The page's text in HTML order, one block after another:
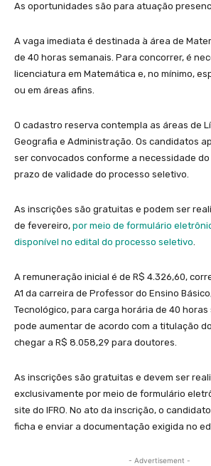
As oportunidades são para atuação
A vaga imediata é destinada à área de
de 40 horas semanais. Para concorrer, é
licenciatura em Matemática e, no mínimo,
ou em áreas afins.
O cadastro reserva contempla as áreas de
Geografia e Administração. Os candidatos
ser convocados conforme a necessidade
prazo de validade do processo seletivo.
As inscrições são gratuitas e podem ser
de fevereiro, por meio de formulário
disponível no edital do processo seletivo.
A remuneração inicial é de R$ 4.326,60,
A1 da carreira de Professor do Ensino
Tecnológico, para carga horária de 40 horas
pode aumentar de acordo com a titulação
chegar a R$ 8.058,29 para doutores.
As inscrições são gratuitas e devem ser
exclusivamente por meio de formulário
site do IFRO. No ato da inscrição, o
ficha e enviar a documentação exigida no
- Advertisement -